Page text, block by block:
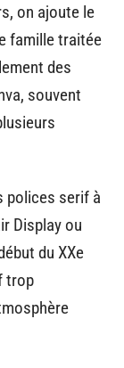
on ajoute le
famille traitée
des
souvent
polices serif à
Display ou
du XXe
trop